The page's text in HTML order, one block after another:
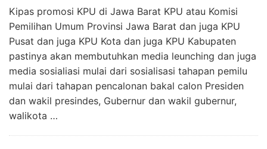
Kipas promosi KPU di Jawa Barat KPU atau Komisi
Pemilihan Umum Provinsi Jawa Barat dan juga KPU
Pusat dan juga KPU Kota dan juga KPU Kabupaten
pastinya akan membutuhkan media leunching dan juga
media sosialiasi mulai dari sosialisasi tahapan pemilu
mulai dari tahapan pencalonan bakal calon Presiden
dan wakil presindes, Gubernur dan wakil gubernur,
walikota …